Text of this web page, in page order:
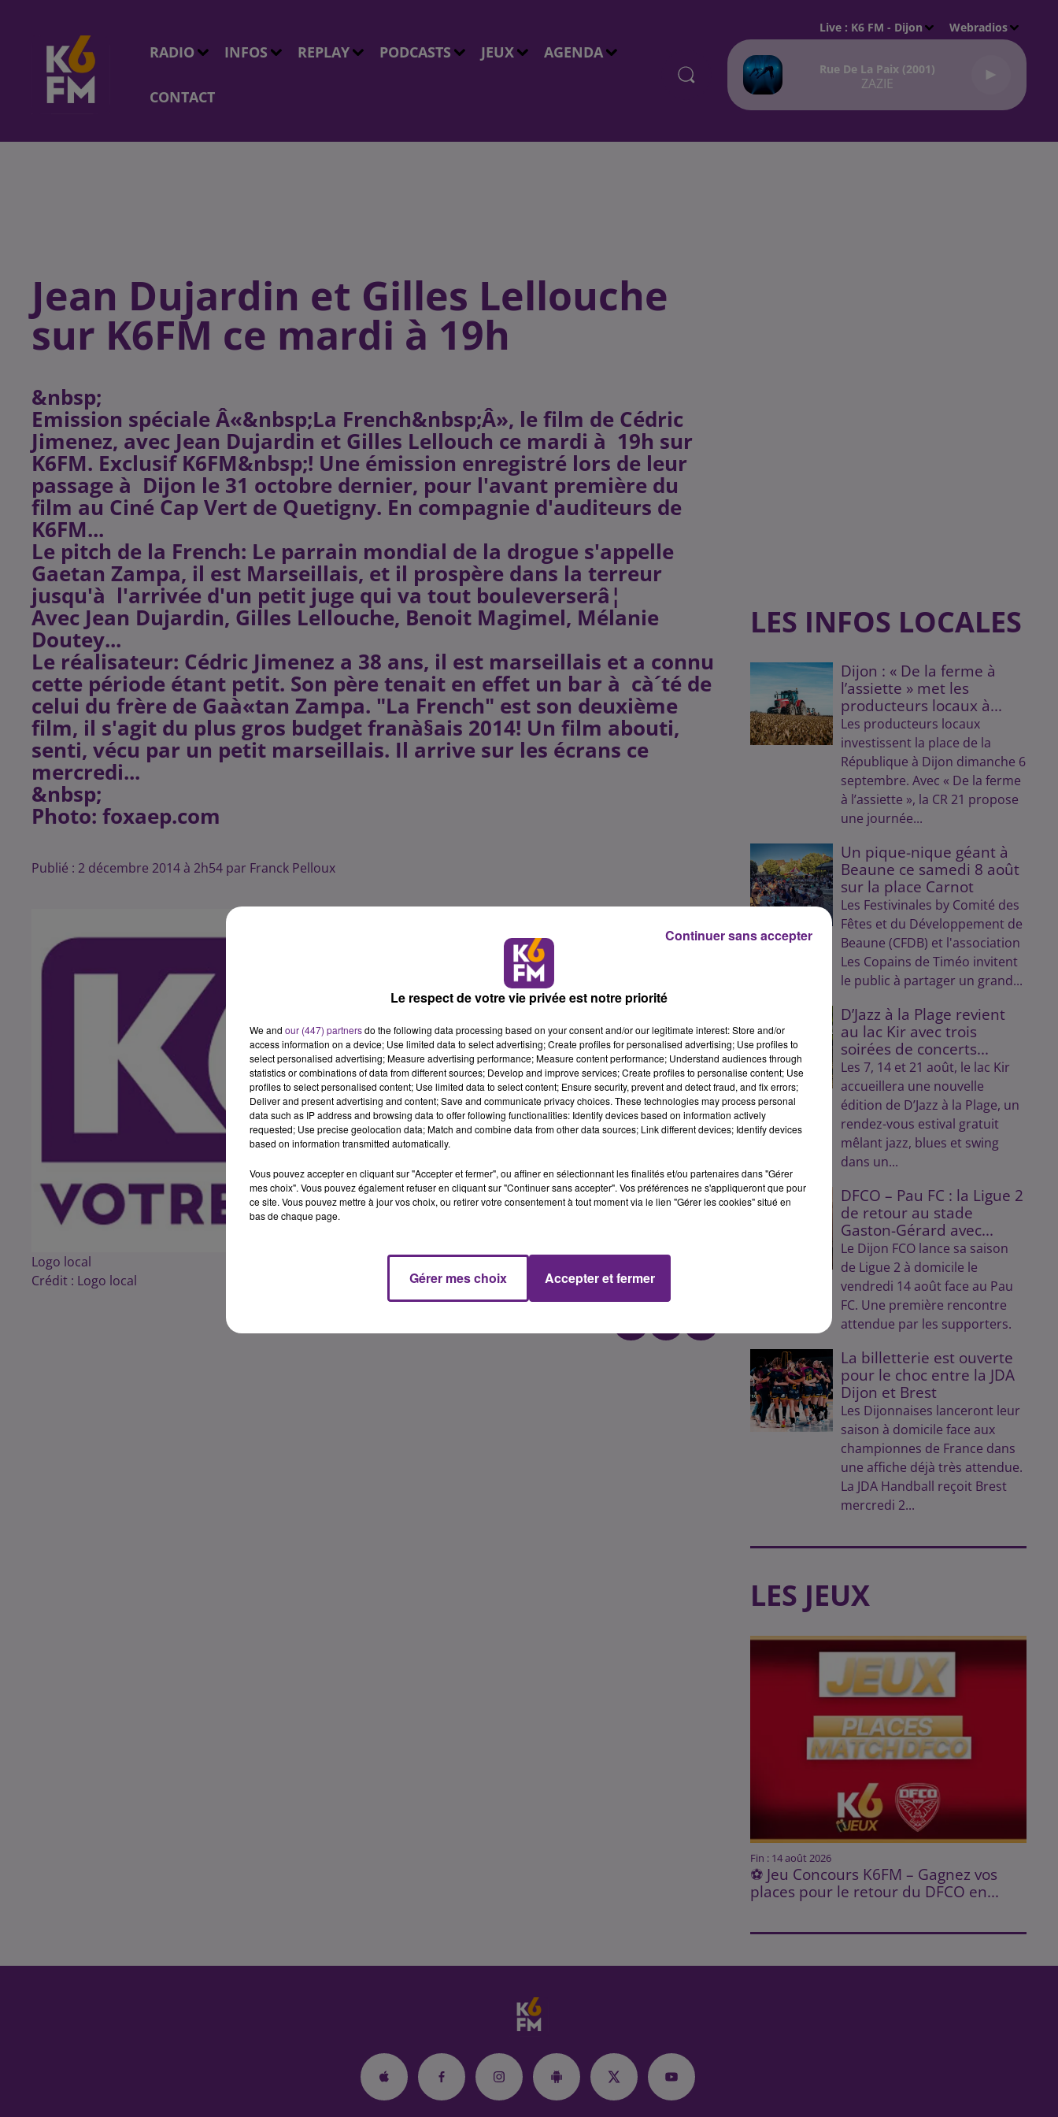
RADIO INFOS REPLAY PODCASTS JEUX AGENDA
CONTACT
Live : K6 FM - Dijon Webradios
Rue De La Paix (2001)
ZAZIE
Jean Dujardin et Gilles Lellouche
sur K6FM ce mardi à 19h
&nbsp;
Emission spéciale Â«&nbsp;La French&nbsp;Â», le film de Cédric
Jimenez, avec Jean Dujardin et Gilles Lellouch ce mardi à 19h sur
K6FM. Exclusif K6FM&nbsp;! Une émission enregistré lors de leur
passage à Dijon le 31 octobre dernier, pour l'avant première du
film au Ciné Cap Vert de Quetigny. En compagnie d'auditeurs de
K6FM...
Le pitch de la French: Le parrain mondial de la drogue s'appelle
Gaetan Zampa, il est Marseillais, et il prospère dans la terreur
jusqu'à l'arrivée d'un petit juge qui va tout bouleverserâ¦
Avec Jean Dujardin, Gilles Lellouche, Benoit Magimel, Mélanie
Doutey...
Le réalisateur: Cédric Jimenez a 38 ans, il est marseillais et a connu
cette période étant petit. Son père tenait en effet un bar à cà´té de
celui du frère de Gaà«tan Zampa. "La French" est son deuxième
film, il s'agit du plus gros budget franà§ais 2014! Un film abouti,
senti, vécu par un petit marseillais. Il arrive sur les écrans ce
mercredi...
&nbsp;
Photo: foxaep.com
Publié : 2 décembre 2014 à 2h54 par Franck Pelloux
Logo local
Crédit : Logo local
LES INFOS LOCALES
Dijon : « De la ferme à
l’assiette » met les
producteurs locaux à...
Les producteurs locaux
investissent la place de la
République à Dijon dimanche 6
septembre. Avec « De la ferme
à l’assiette », la CR 21 propose
une journée...
Un pique-nique géant à
Beaune ce samedi 8 août
sur la place Carnot
Les Festivinales by Comité des
Fêtes et du Développement de
Beaune (CFDB) et l'association
Les Copains de Timéo invitent
le public à partager un grand...
D’Jazz à la Plage revient
au lac Kir avec trois
soirées de concerts...
Les 7, 14 et 21 août, le lac Kir
accueillera une nouvelle
édition de D’Jazz à la Plage, un
rendez-vous estival gratuit
mêlant jazz, blues et swing
dans un...
DFCO – Pau FC : la Ligue 2
de retour au stade
Gaston-Gérard avec...
Le Dijon FCO lance sa saison
de Ligue 2 à domicile le
vendredi 14 août face au Pau
FC. Une première rencontre
attendue par les supporters.
La billetterie est ouverte
pour le choc entre la JDA
Dijon et Brest
Les Dijonnaises lanceront leur
saison à domicile face aux
championnes de France dans
une affiche déjà très attendue.
La JDA Handball reçoit Brest
mercredi 2...
LES JEUX
Fin : 14 août 2026
⚽ Jeu Concours K6FM – Gagnez vos
places pour le retour du DFCO en...
Le respect de votre vie privée est notre priorité
We and our (447) partnersdo the following data processing based on your consent and/or our legitimate interest: Store and/or
access information on a device; Use limited data to select advertising; Create profiles for personalised advertising; Use profiles to
select personalised advertising; Measure advertising performance; Measure content performance; Understand audiences through
statistics or combinations of data from different sources; Develop and improve services; Create profiles to personalise content; Use
profiles to select personalised content; Use limited data to select content; Ensure security, prevent and detect fraud, and fix errors;
Deliver and present advertising and content; Save and communicate privacy choices. These technologies may process personal
data such as IP address and browsing data to offer following functionalities: Identify devices based on information actively
requested; Use precise geolocation data; Match and combine data from other data sources; Link different devices; Identify devices
based on information transmitted automatically.
Vous pouvez accepter en cliquant sur "Accepter et fermer", ou affiner en sélectionnant les finalités et/ou partenaires dans "Gérer
mes choix". Vous pouvez également refuser en cliquant sur "Continuer sans accepter". Vos préférences ne s'appliqueront que pour
ce site. Vous pouvez mettre à jour vos choix, ou retirer votre consentement à tout moment via le lien "Gérer les cookies" situé en
bas de chaque page.
Gérer mes choix Accepter et fermer
Continuer sans accepter